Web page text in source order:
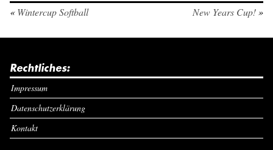
«Wintercup Softball New Years Cup!»
Rechtliches:
Impressum
Datenschutzerklärung
Kontakt